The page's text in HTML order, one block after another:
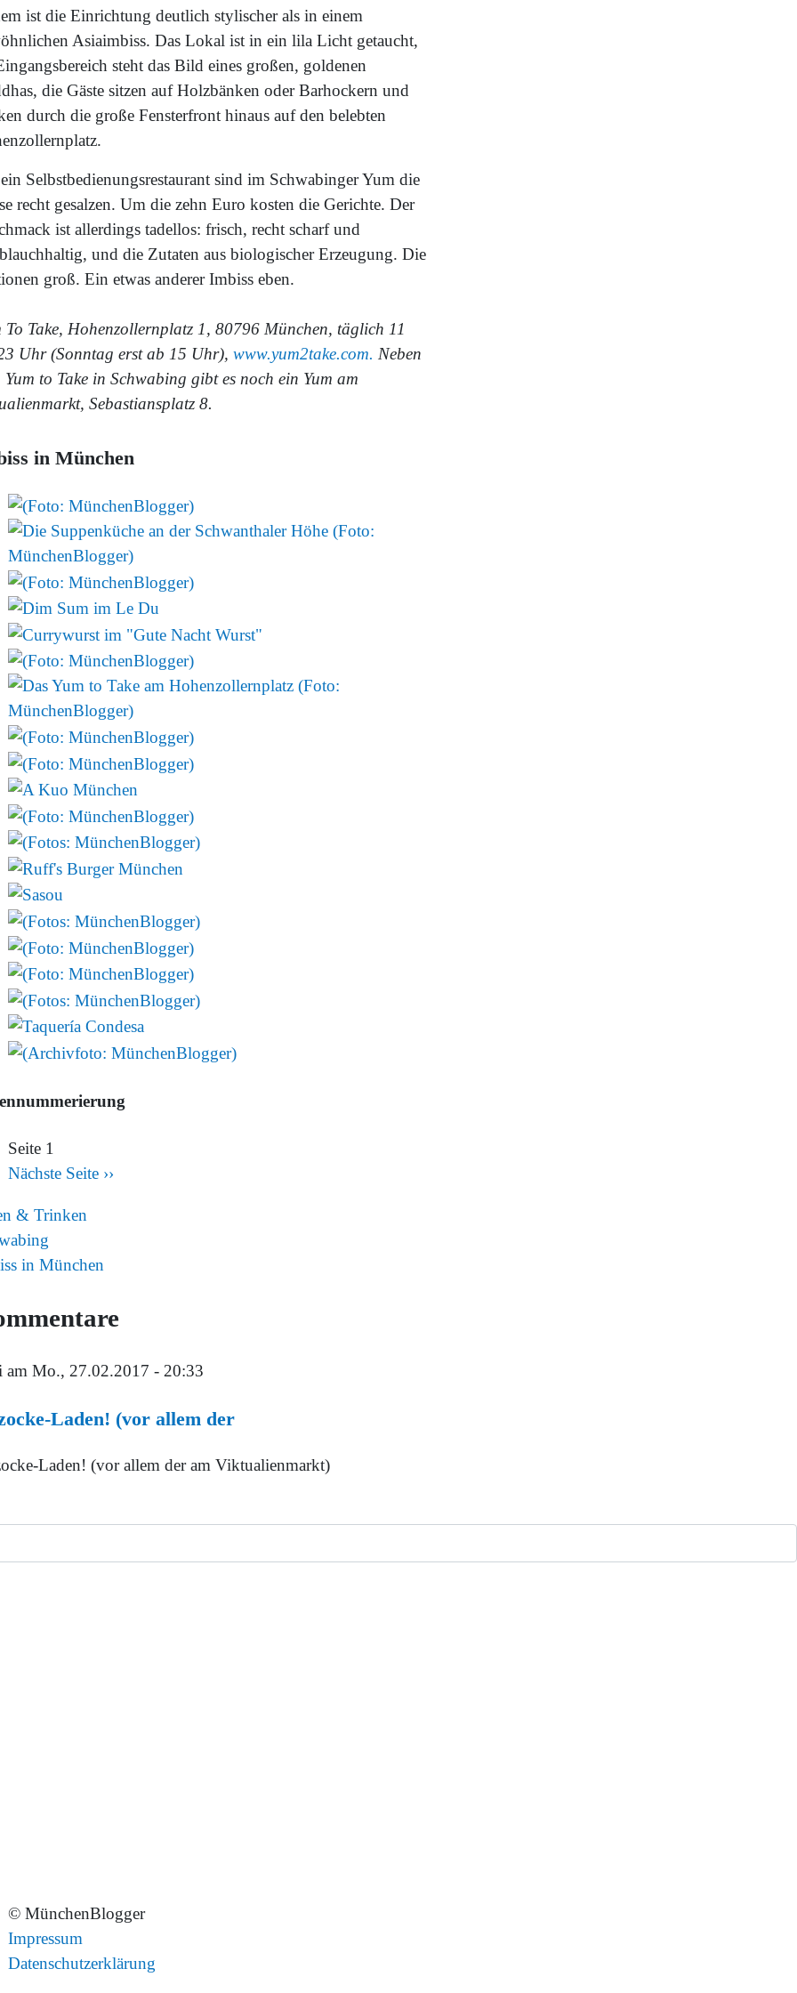
ist die Einrichtung deutlich stylischer als in einem
Asiaimbiss. Das Lokal ist in ein lila Licht getaucht,
steht das Bild eines großen, goldenen
die Gäste sitzen auf Holzbänken oder Barhockern und
durch die große Fensterfront hinaus auf den belebten
Selbstbedienungsrestaurant sind im Schwabinger Yum die
recht gesalzen. Um die zehn Euro kosten die Gerichte. Der
ist allerdings tadellos: frisch, recht scharf und
und die Zutaten aus biologischer Erzeugung. Die
groß. Ein etwas anderer Imbiss eben.
To Take, Hohenzollernplatz 1, 80796 München, täglich 11
Uhr (Sonntag erst ab 15 Uhr), www.yum2take.com. Neben
Yum to Take in Schwabing gibt es noch ein Yum am
Sebastiansplatz 8.
in München
Seite 1
Nächste Seite ››
& Trinken
in München
am Mo., 27.02.2017 - 20:33
Laden! (vor allem der
Laden! (vor allem der am Viktualienmarkt)
© MünchenBlogger
Impressum
Datenschutzerklärung